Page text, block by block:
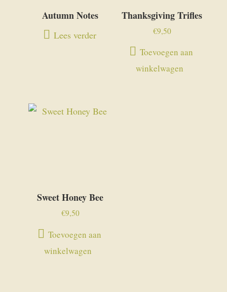
Autumn Notes
Lees verder
Thanksgiving Trifles
€9,50
Toevoegen aan
winkelwagen
Sweet Honey Bee
€9,50
Toevoegen aan
winkelwagen